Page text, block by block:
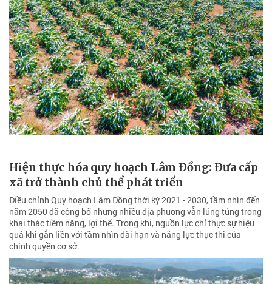
Hiện thực hóa quy hoạch Lâm Đồng: Đưa cấp
xã trở thành chủ thể phát triển
Điều chỉnh Quy hoạch Lâm Đồng thời kỳ 2021 - 2030, tầm nhìn đến
năm 2050 đã công bố nhưng nhiều địa phương vẫn lúng túng trong
khai thác tiềm năng, lợi thế. Trong khi, nguồn lực chỉ thực sự hiệu
quả khi gắn liền với tầm nhìn dài hạn và năng lực thực thi của
chính quyền cơ sở.